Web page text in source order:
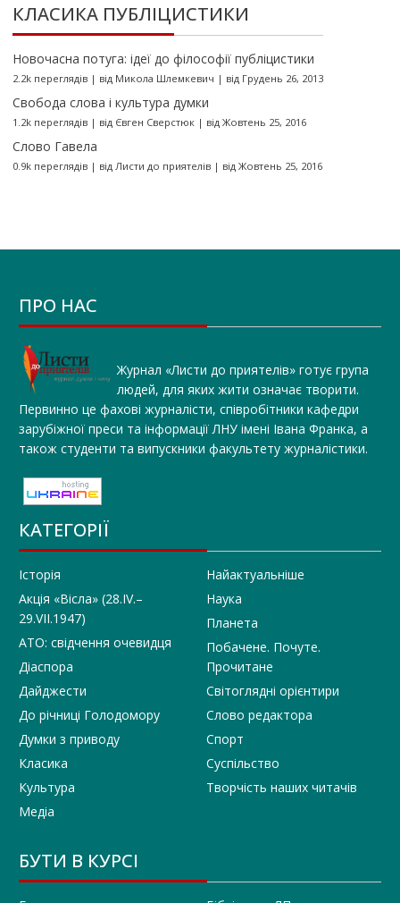
КЛАСИКА ПУБЛІЦИСТИКИ
Новочасна потуга: ідеї до філософії публіцистики
2.2k переглядів| від Микола Шлемкевич | від Грудень 26, 2013
Свобода слова і культура думки
1.2k переглядів| від Євген Сверстюк| від Жовтень 25, 2016
Слово Гавела
0.9k переглядів| від Листи до приятелів| від Жовтень 25, 2016
ПРО НАС
Журнал «Листи до приятелів» готує група
людей, для яких жити означає творити.
Первинно це фахові журналісти, співробітники кафедри
зарубіжної преси та інформації ЛНУ імені Івана Франка, а
також студенти та випускники факультету журналістики.
КАТЕГОРІЇ
Історія
Акція «Вісла» (28.IV.–
29.VII.1947)
АТО: свідчення очевидця
Діаспора
Дайджести
До річниці Голодомору
Думки з приводу
Класика
Культура
Медіа
Найактуальніше
Наука
Планета
Побачене. Почуте.
Прочитане
Світоглядні орієнтири
Слово редактора
Спорт
Суспільство
Творчість наших читачів
БУТИ В КУРСІ